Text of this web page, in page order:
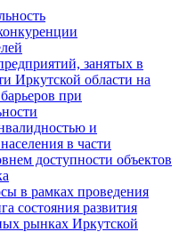
занятых в
Иркутской области на
при
и
в части
доступности объектов
в рамках проведения
состояния развития
рынках Иркутской